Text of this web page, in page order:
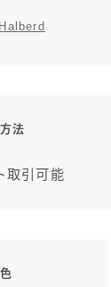
極シタデル・
法
取引可能